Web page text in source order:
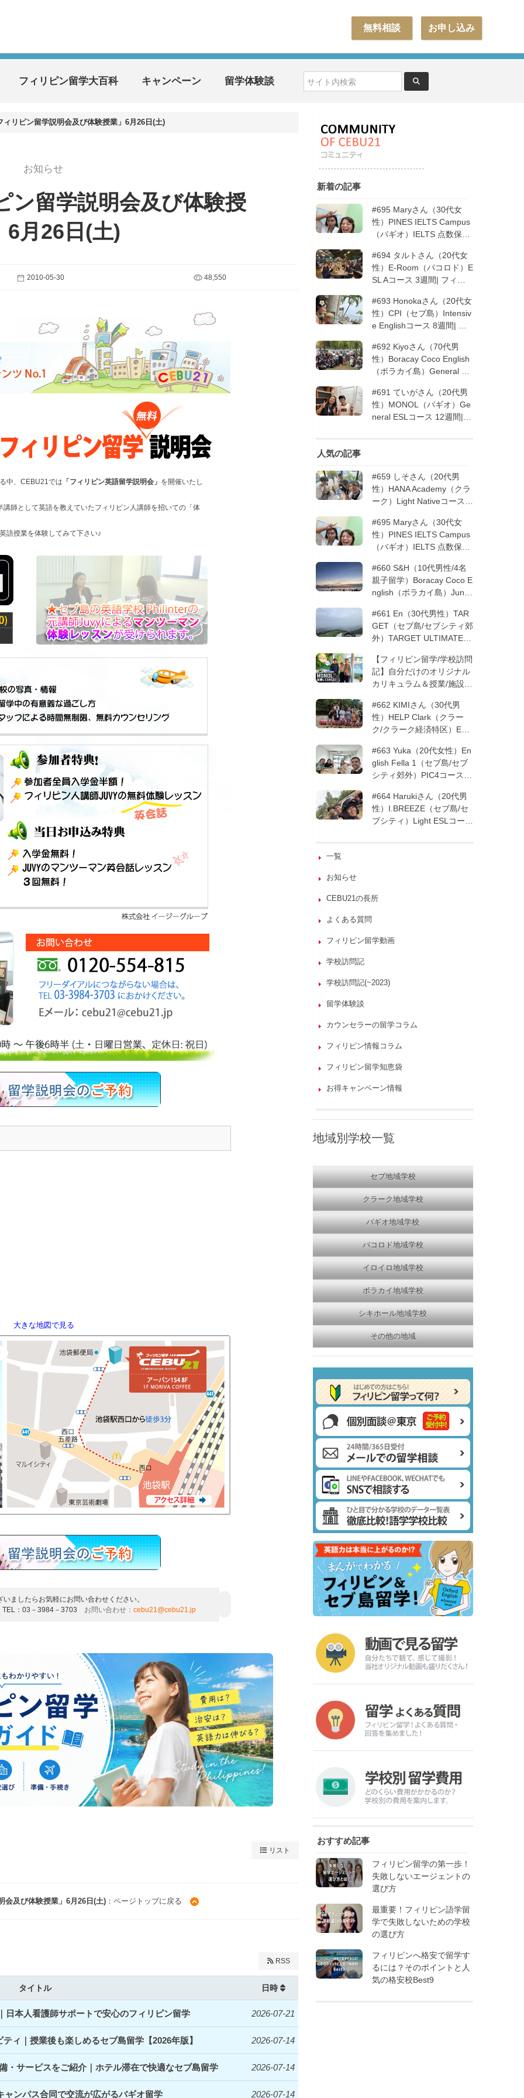
お申し込み
無料相談
フィリピン留学大百科 キャンペーン 留学体験談
ィリピン留学説明会及び体験授業」6月26日(土)
お知らせ
ン留学説明会及び体験授
6月26日(土)
2010-05-30 48,550
中、CEBU21では 「フィリピン英語留学説明会」 を開催いたし
師として英語を教えていたフィリピン人講師を招いての「体
語授業を体験してみて下さい♪
大きな地図で見る
ましたらお気軽にお問い合わせください。
：03－3984－3703 お問い合わせ： cebu21@cebu21.jp
リスト
会及び体験授業」6月26日(土)：ページトップに戻る
RSS
タイトル 日時
本人看護師サポートで安心のフィリピン留学 2026-07-21
ィ｜授業後も楽しめるセブ島留学【2026年版】 2026-07-14
・サービスをご紹介｜ホテル滞在で快適なセブ島留学 2026-07-14
ンパス合同で交流が広がるバギオ留学 2026-07-14
新着の記事
#695 Maryさん（30代女
性）PINES IELTS Campus
（バギオ）IELTS 点数保証
#694 タルトさん（20代女
性）E-Room（バコロド）E
SL Aコース 3週間| フィリ
#693 Honokaさん（20代女
性）CPI（セブ島）Intensiv
e Englishコース 8週間| フ
#692 Kiyoさん（70代男
性）Boracay Coco English
（ボラカイ島）General En
ピン留学5回目リピータ
ー）| フィリピン留学
#691 ていがさん（20代男
性）MONOL（バギオ）Ge
neral ESLコース 12週間|
人気の記事
#659 しそさん（20代男
性）HANA Academy（クラ
ーク）Light Nativeコース 4
#695 Maryさん（30代女
性）PINES IELTS Campus
（バギオ）IELTS 点数保証
#660 S&H（10代男性/4名
親子留学）Boracay Coco E
nglish（ボラカイ島）Junio
ン留学
#661 En（30代男性）TAR
GET（セブ島/セブシティ郊
外）TARGET ULTIMATE 8
留学
【フィリピン留学/学校訪問
記】自分だけのオリジナル
カリキュラム＆授業/施設の
─MONOLを徹底取材！
#662 KIMIさん（30代男
性）HELP Clark（クラー
ク/クラーク経済特区）ESL
オの他校に転校 | フィリピ
ン留学
#663 Yuka（20代女性）En
glish Fella 1（セブ島/セブ
シティ郊外）PIC4コース 8
#664 Harukiさん（20代男
性）I.BREEZE（セブ島/セ
ブシティ）Light ESLコース
一覧
お知らせ
CEBU21の長所
よくある質問
フィリピン留学動画
学校訪問記
学校訪問記(~2023)
留学体験談
カウンセラーの留学コラム
フィリピン情報コラム
フィリピン留学知恵袋
お得キャンペーン情報
地域別学校一覧
セブ地域学校
クラーク地域学校
バギオ地域学校
バコロド地域学校
イロイロ地域学校
ボラカイ地域学校
シキホール地域学校
その他の地域
おすすめ記事
フィリピン留学の第一歩！
失敗しないエージェントの
選び方
最重要！フィリピン語学留
学で失敗しないための学校
の選び方
フィリピンへ格安で留学す
るには？そのポイントと人
気の格安校Best9